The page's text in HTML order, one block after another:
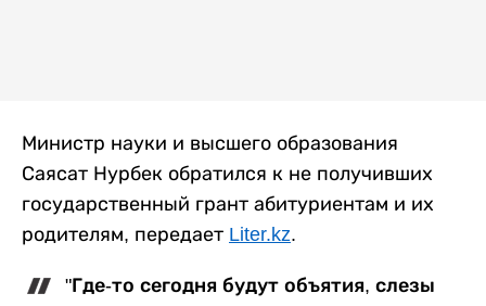
Министр науки и высшего образования
Саясат Нурбек обратился к не получивших
государственный грант абитуриентам и их
родителям, передает Liter.kz.
"Где-то сегодня будут объятия, слезы